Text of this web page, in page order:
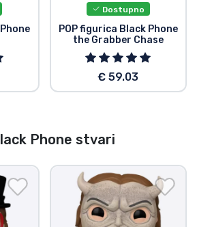
Dostupno
POP figurica Black Phone
the Grabber Chase
€ 59.03
Phone stvari